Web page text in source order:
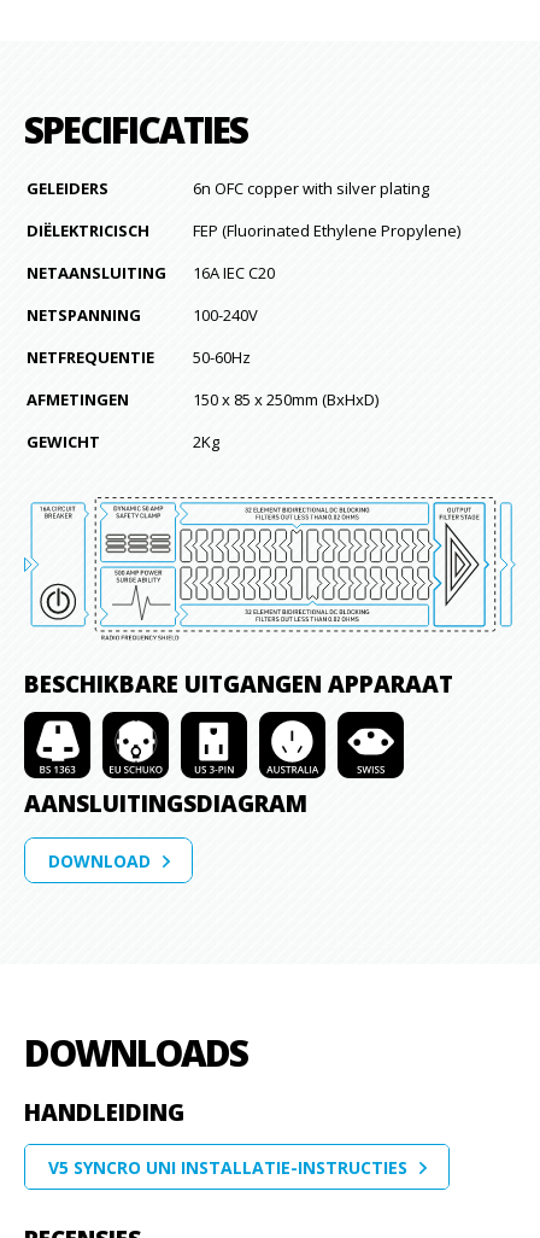
SPECIFICATIES
GELEIDERS
6n OFC copper with silver plating
DIËLEKTRICISCH
FEP (Fluorinated Ethylene Propylene)
NETAANSLUITING
16A IEC C20
NETSPANNING
100-240V
NETFREQUENTIE
50-60Hz
AFMETINGEN
150 x 85 x 250mm (BxHxD)
GEWICHT
2Kg
BESCHIKBARE UITGANGEN APPARAAT
AANSLUITINGSDIAGRAM
DOWNLOAD
DOWNLOADS
HANDLEIDING
V5 SYNCRO UNI INSTALLATIE-INSTRUCTIES